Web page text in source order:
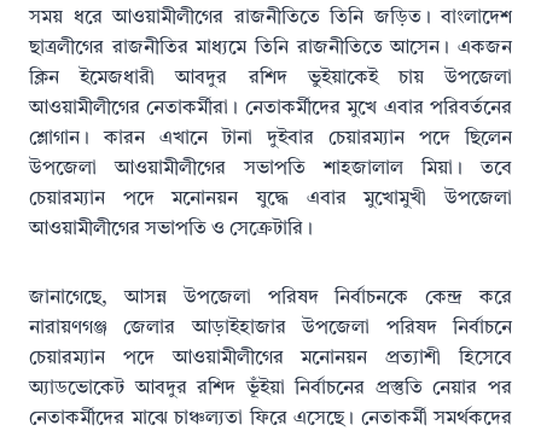
সময় ধরে আওয়ামীলীগের রাজনীতিতে তিনি জড়িত। বাংলাদেশ
ছাত্রলীগের রাজনীতির মাধ্যমে তিনি রাজনীতিতে আসেন। একজন
ক্লিন ইমেজধারী আবদুর রশিদ ভুইয়াকেই চায় উপজেলা
আওয়ামীলীগের নেতাকর্মীরা। নেতাকর্মীদের মুখে এবার পরিবর্তনের
শ্লোগান। কারন এখানে টানা দুইবার চেয়ারম্যান পদে ছিলেন
উপজেলা আওয়ামীলীগের সভাপতি শাহজালাল মিয়া। তবে
চেয়ারম্যান পদে মনোনয়ন যুদ্ধে এবার মুখোমুখী উপজেলা
আওয়ামীলীগের সভাপতি ও সেক্রেটারি।
জানাগেছে, আসন্ন উপজেলা পরিষদ নির্বাচনকে কেন্দ্র করে
নারায়ণগঞ্জ জেলার আড়াইহাজার উপজেলা পরিষদ নির্বাচনে
চেয়ারম্যান পদে আওয়ামীলীগের মনোনয়ন প্রত্যাশী হিসেবে
অ্যাডভোকেট আবদুর রশিদ ভূঁইয়া নির্বাচনের প্রস্তুতি নেয়ার পর
নেতাকর্মীদের মাঝে চাঞ্চল্যতা ফিরে এসেছে। নেতাকর্মী সমর্থকদের